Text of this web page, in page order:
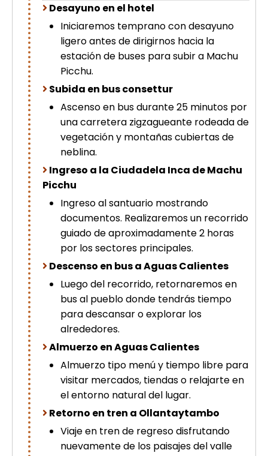
Desayuno en el hotel
Iniciaremos temprano con desayuno
ligero antes de dirigirnos hacia la
estación de buses para subir a Machu
Picchu.
Subida en bus consettur
Ascenso en bus durante 25 minutos por
una carretera zigzagueante rodeada de
vegetación y montañas cubiertas de
neblina.
Ingreso a la Ciudadela Inca de Machu
Picchu
Ingreso al santuario mostrando
documentos. Realizaremos un recorrido
guiado de aproximadamente 2 horas
por los sectores principales.
Descenso en bus a Aguas Calientes
Luego del recorrido, retornaremos en
bus al pueblo donde tendrás tiempo
para descansar o explorar los
alrededores.
Almuerzo en Aguas Calientes
Almuerzo tipo menú y tiempo libre para
visitar mercados, tiendas o relajarte en
el entorno natural del lugar.
Retorno en tren a Ollantaytambo
Viaje en tren de regreso disfrutando
nuevamente de los paisajes del valle